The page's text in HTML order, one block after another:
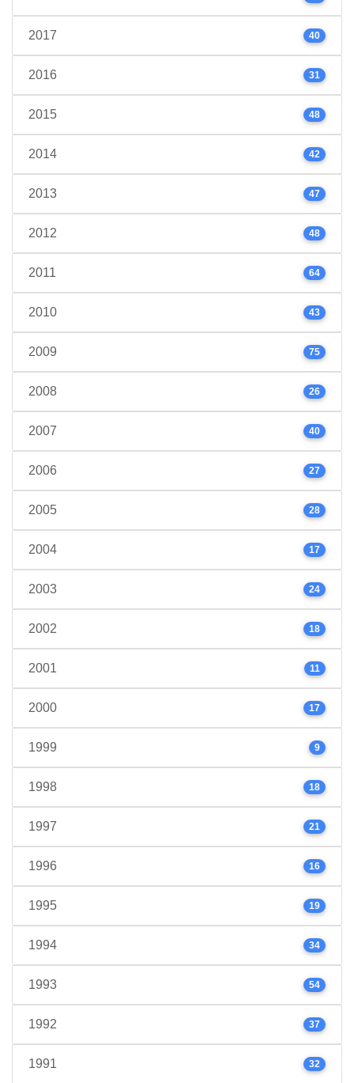
2017 40
2016 31
2015 48
2014 42
2013 47
2012 48
2011 64
2010 43
2009 75
2008 26
2007 40
2006 27
2005 28
2004 17
2003 24
2002 18
2001 11
2000 17
1999 9
1998 18
1997 21
1996 16
1995 19
1994 34
1993 54
1992 37
1991 32